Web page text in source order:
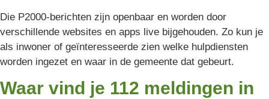
Die P2000-berichten zijn openbaar en worden door
verschillende websites en apps live bijgehouden. Zo kun je
als inwoner of geïnteresseerde zien welke hulpdiensten
worden ingezet en waar in de gemeente dat gebeurt.
Waar vind je 112 meldingen in